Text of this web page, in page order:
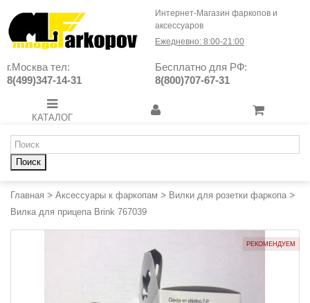
Интернет-Магазин фаркопов и
аксессуаров
Ежедневно: 8:00-21:00
г.Москва тел:
8(499)347-14-31
Бесплатно для РФ:
8(800)707-67-31
КАТАЛОГ
Поиск
Главная > Аксессуары к фаркопам > Вилки для розетки фаркопа >
Вилка для прицепа Brink 767039
РЕКОМЕНДУЕМ